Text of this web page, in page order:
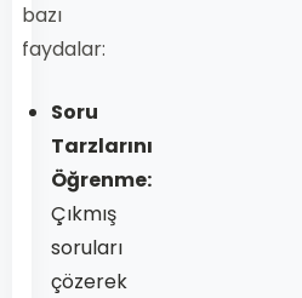
bazı
faydalar:
Soru
Tarzlarını
Öğrenme:
Çıkmış
soruları
çözerek